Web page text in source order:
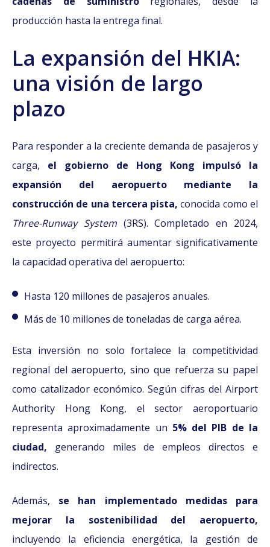
producción hasta la entrega final.
La expansión del HKIA:
una visión de largo
plazo
Para responder a la creciente demanda de pasajeros y
carga, el gobierno de Hong Kong impulsó la
expansión del aeropuerto mediante la
construcción de una tercera pista, conocida como el
Three-Runway System(3RS). Completado en 2024,
este proyecto permitirá aumentar significativamente
la capacidad operativa del aeropuerto:
Hasta 120 millones de pasajeros anuales.
Más de 10 millones de toneladas de carga aérea.
Esta inversión no solo fortalece la competitividad
regional del aeropuerto, sino que refuerza su papel
como catalizador económico. Según cifras del Airport
Authority Hong Kong, el sector aeroportuario
representa aproximadamente un 5% del PIB de la
ciudad, generando miles de empleos directos e
indirectos.
Además, se han implementado medidas para
mejorar la sostenibilidad del aeropuerto,
incluyendo la eficiencia energética, la gestión de